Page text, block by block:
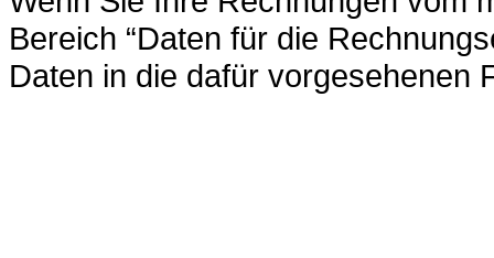
Bereich “Daten für die
Daten in die dafür vorgesehenen